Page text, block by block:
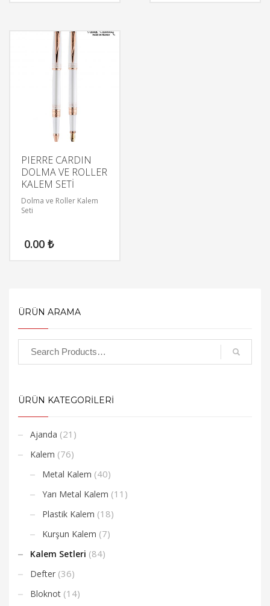
PIERRE CARDIN
DOLMA VE ROLLER
KALEM SETİ
Dolma ve Roller Kalem
Seti
0.00 ₺
ÜRÜN ARAMA
ÜRÜN KATEGORİLERİ
Ajanda (21)
Kalem (76)
Metal Kalem (40)
Yarı Metal Kalem (11)
Plastik Kalem (18)
Kurşun Kalem (7)
Kalem Setleri (84)
Defter (36)
Bloknot (14)